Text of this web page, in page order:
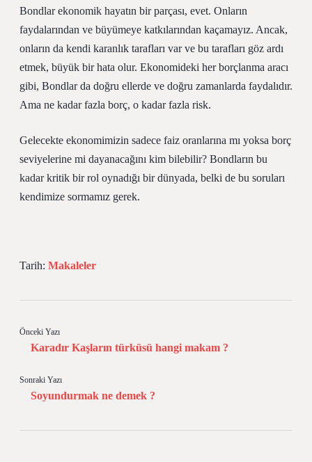
Bondlar ekonomik hayatın bir parçası, evet. Onların
faydalarından ve büyümeye katkılarından kaçamayız. Ancak,
onların da kendi karanlık tarafları var ve bu tarafları göz ardı
etmek, büyük bir hata olur. Ekonomideki her borçlanma aracı
gibi, Bondlar da doğru ellerde ve doğru zamanlarda faydalıdır.
Ama ne kadar fazla borç, o kadar fazla risk.
Gelecekte ekonomimizin sadece faiz oranlarına mı yoksa borç
seviyelerine mi dayanacağını kim bilebilir? Bondların bu
kadar kritik bir rol oynadığı bir dünyada, belki de bu soruları
kendimize sormamız gerek.
Tarih: Makaleler
Önceki Yazı
Karadır Kaşların türküsü hangi makam ?
Sonraki Yazı
Soyundurmak ne demek ?